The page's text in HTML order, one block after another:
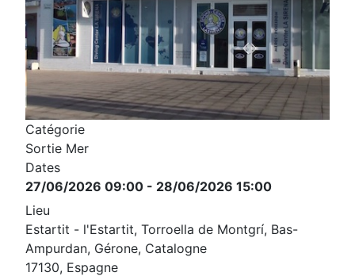
Catégorie
Sortie Mer
Dates
27/06/2026 09:00 - 28/06/2026 15:00
Lieu
Estartit - l'Estartit, Torroella de Montgrí, Bas-
Ampurdan, Gérone, Catalogne
17130, Espagne